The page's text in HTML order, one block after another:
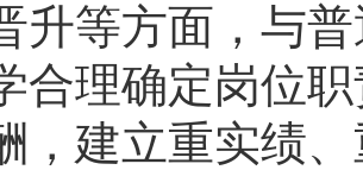
升等方面，与
合理确定岗位
，建立重实绩